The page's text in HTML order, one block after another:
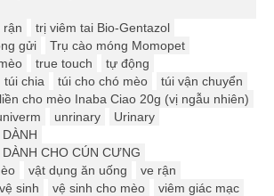
rận
trị viêm tai Bio-Gentazol
gửi
Trụ cào móng Momopet
true touch
tự động
túi chia túi cho chó mèo
túi vận chuyển
cho mèo Inaba Ciao 20g (vị ngẫu nhiên)
unrinary
Urinary
CHO CÚN CƯNG
vật dụng ăn uống
ve rận
vệ sinh vệ sinh cho mèo
viêm giác mạc